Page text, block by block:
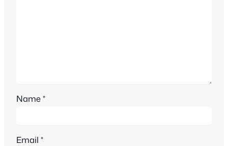
Name*
Email *